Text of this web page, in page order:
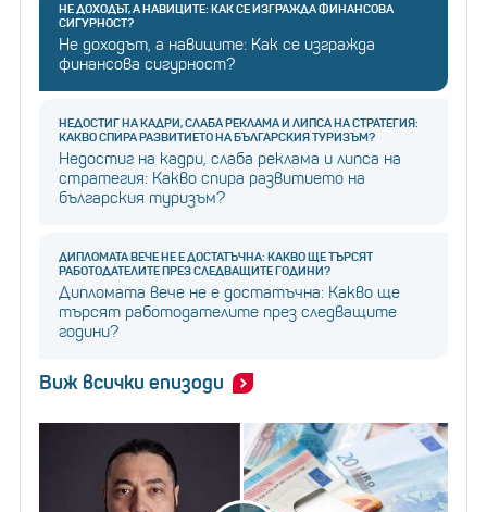
НЕ ДОХОДЪТ, А НАВИЦИТЕ: КАК СЕ ИЗГРАЖДА ФИНАНСОВА
СИГУРНОСТ?
Не доходът, а навиците: Как се изгражда
финансова сигурност?
НЕДОСТИГ НА КАДРИ, СЛАБА РЕКЛАМА И ЛИПСА НА СТРАТЕГИЯ:
КАКВО СПИРА РАЗВИТИЕТО НА БЪЛГАРСКИЯ ТУРИЗЪМ?
Недостиг на кадри, слаба реклама и липса на
стратегия: Какво спира развитието на
българския туризъм?
ДИПЛОМАТА ВЕЧЕ НЕ Е ДОСТАТЪЧНА: КАКВО ЩЕ ТЪРСЯТ
РАБОТОДАТЕЛИТЕ ПРЕЗ СЛЕДВАЩИТЕ ГОДИНИ?
Дипломата вече не е достатъчна: Какво ще
търсят работодателите през следващите
години?
Виж всички епизоди